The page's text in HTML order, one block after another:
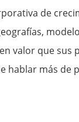
de
valor que sus
hablar más de